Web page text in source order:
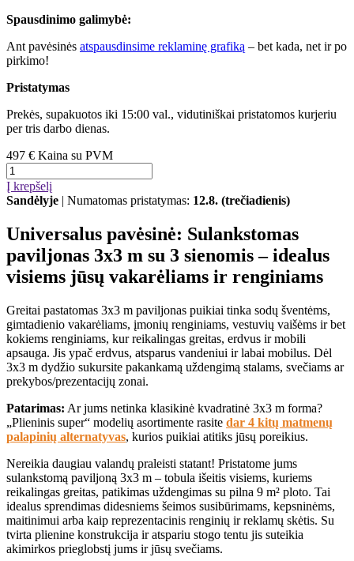
Spausdinimo galimybė:
Ant pavėsinės atspausdinsime reklaminę grafiką – bet kada, net ir po
pirkimo!
Pristatymas
Prekės, supakuotos iki 15:00 val., vidutiniškai pristatomos kurjeriu
per tris darbo dienas.
497 € Kaina su PVM
Į krepšelį
Sandėlyje | Numatomas pristatymas: 12.8. (trečiadienis)
Universalus pavėsinė: Sulankstomas
paviljonas 3x3 m su 3 sienomis – idealus
visiems jūsų vakarėliams ir renginiams
Greitai pastatomas 3x3 m paviljonas puikiai tinka sodų šventėms,
gimtadienio vakarėliams, įmonių renginiams, vestuvių vaišėms ir bet
kokiems renginiams, kur reikalingas greitas, erdvus ir mobili
apsauga. Jis ypač erdvus, atsparus vandeniui ir labai mobilus. Dėl
3x3 m dydžio sukursite pakankamą uždengimą stalams, svečiams ar
prekybos/prezentacijų zonai.
Patarimas: Ar jums netinka klasikinė kvadratinė 3x3 m forma?
„Plieninis super“ modelių asortimente rasite dar 4 kitų matmenų
palapinių alternatyvas, kurios puikiai atitiks jūsų poreikius.
Nereikia daugiau valandų praleisti statant! Pristatome jums
sulankstomą paviljoną 3x3 m – tobula išeitis visiems, kuriems
reikalingas greitas, patikimas uždengimas su pilna 9 m² ploto. Tai
idealus sprendimas didesniems šeimos susibūrimams, kepsninėms,
maitinimui arba kaip reprezentacinis renginių ir reklamų skėtis. Su
tvirta plienine konstrukcija ir atspariu stogo tentu jis suteikia
akimirkos prieglobstį jums ir jūsų svečiams.